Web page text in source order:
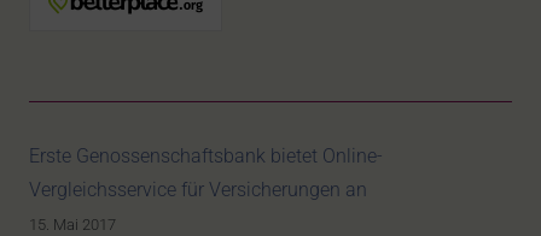
Erste Genossenschaftsbank bietet Online-
Vergleichsservice für Versicherungen an
15. Mai 2017